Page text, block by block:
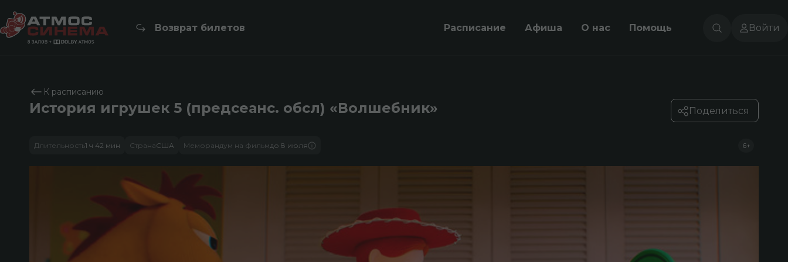
Возврат билетов Расписание Афиша О нас Помощь Войти
К расписанию
История игрушек 5 (предсеанс. обсл) «Волшебник» Поделиться
Длительность1 ч 42 мин СтранаСША Меморандум на фильмдо 8 июля 6+